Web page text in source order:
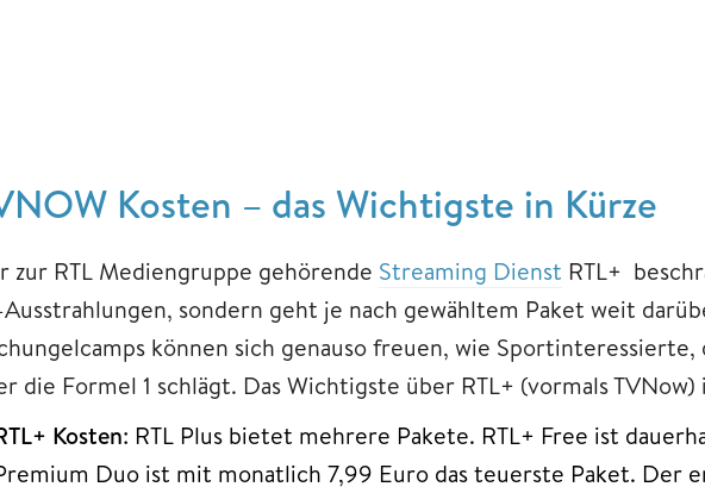
Kosten – das Wichtigste in Kürze
zur RTL Mediengruppe gehörende Streaming Dienst RTL+
Ausstrahlungen, sondern geht je nach gewähltem Paket weit
können sich genauso freuen, wie
die Formel 1 schlägt. Das Wichtigste über RTL+ (vormals
Kosten: RTL Plus bietet mehrere Pakete. RTL+ Free ist
Duo ist mit monatlich 7,99 Euro das teuerste Paket. Der